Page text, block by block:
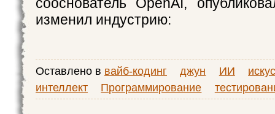
изменил индустрию:
Оставлено в вайб-кодинг джун ИИ
интеллект
Программирование